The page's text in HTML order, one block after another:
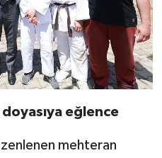
eğlence
mehteran